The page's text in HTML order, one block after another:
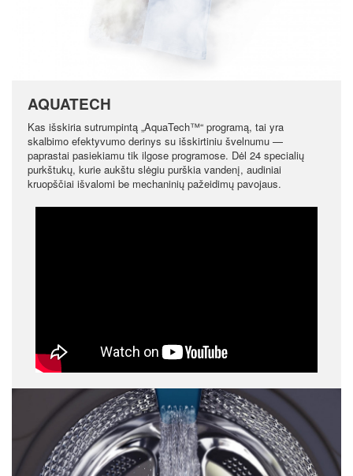
AQUATECH
Kas išskiria sutrumpintą „AquaTech™“ programą, tai yra
skalbimo efektyvumo derinys su išskirtiniu švelnumu —
paprastai pasiekiamu tik ilgose programose. Dėl 24 specialių
purkštukų, kurie aukštu slėgiu purškia vandenį, audiniai
kruopščiai išvalomi be mechaninių pažeidimų pavojaus.